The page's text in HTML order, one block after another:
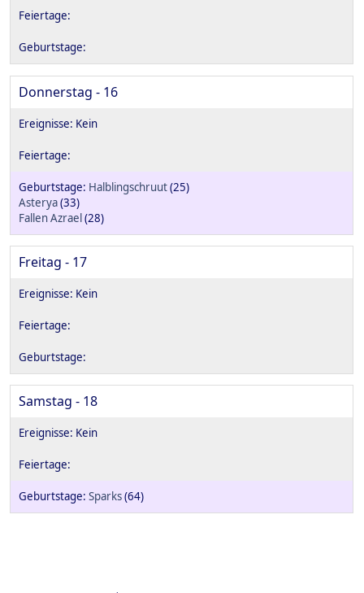
Donnerstag - 16
Halblingschruut(25)
Asterya(33)
Fallen Azrael(28)
Freitag - 17
Samstag - 18
Sparks(64)